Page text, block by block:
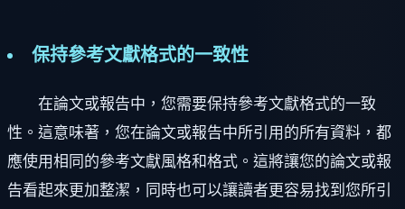
保持參考文獻格式的一致性
在論文或報告中，您需要保持參考文獻格式的一致
性。這意味著，您在論文或報告中所引用的所有資料，都
應使用相同的參考文獻風格和格式。這將讓您的論文或報
告看起來更加整潔，同時也可以讓讀者更容易找到您所引